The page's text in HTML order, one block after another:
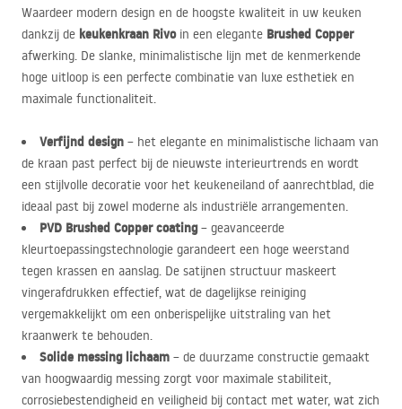
Waardeer modern design en de hoogste kwaliteit in uw keuken
dankzij de keukenkraan Rivoin een elegante Brushed Copper
afwerking. De slanke, minimalistische lijn met de kenmerkende
hoge uitloop is een perfecte combinatie van luxe esthetiek en
maximale functionaliteit.
Verfijnd design – het elegante en minimalistische lichaam van
de kraan past perfect bij de nieuwste interieurtrends en wordt
een stijlvolle decoratie voor het keukeneiland of aanrechtblad, die
ideaal past bij zowel moderne als industriële arrangementen.
PVD Brushed Copper coating– geavanceerde
kleurtoepassingstechnologie garandeert een hoge weerstand
tegen krassen en aanslag. De satijnen structuur maskeert
vingerafdrukken effectief, wat de dagelijkse reiniging
vergemakkelijkt om een onberispelijke uitstraling van het
kraanwerk te behouden.
Solide messing lichaam – de duurzame constructie gemaakt
van hoogwaardig messing zorgt voor maximale stabiliteit,
corrosiebestendigheid en veiligheid bij contact met water, wat zich